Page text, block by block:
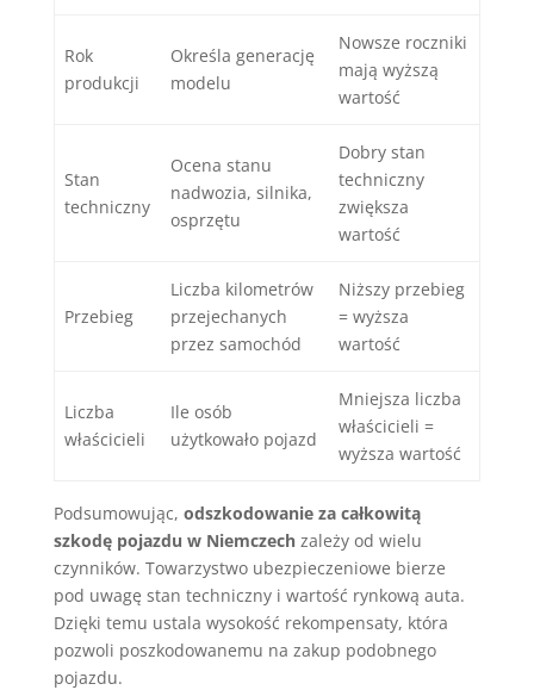
Rok
produkcji
Określa generację
modelu
Nowsze roczniki
mają wyższą
wartość
Stan
techniczny
Ocena stanu
nadwozia, silnika,
osprzętu
Dobry stan
techniczny
zwiększa
wartość
Przebieg
Liczba kilometrów
przejechanych
przez samochód
Niższy przebieg
= wyższa
wartość
Liczba
właścicieli
Ile osób
użytkowało pojazd
Mniejsza liczba
właścicieli =
wyższa wartość
Podsumowując, odszkodowanie za całkowitą
szkodę pojazdu w Niemczechzależy od wielu
czynników. Towarzystwo ubezpieczeniowe bierze
pod uwagę stan techniczny i wartość rynkową auta.
Dzięki temu ustala wysokość rekompensaty, która
pozwoli poszkodowanemu na zakup podobnego
pojazdu.